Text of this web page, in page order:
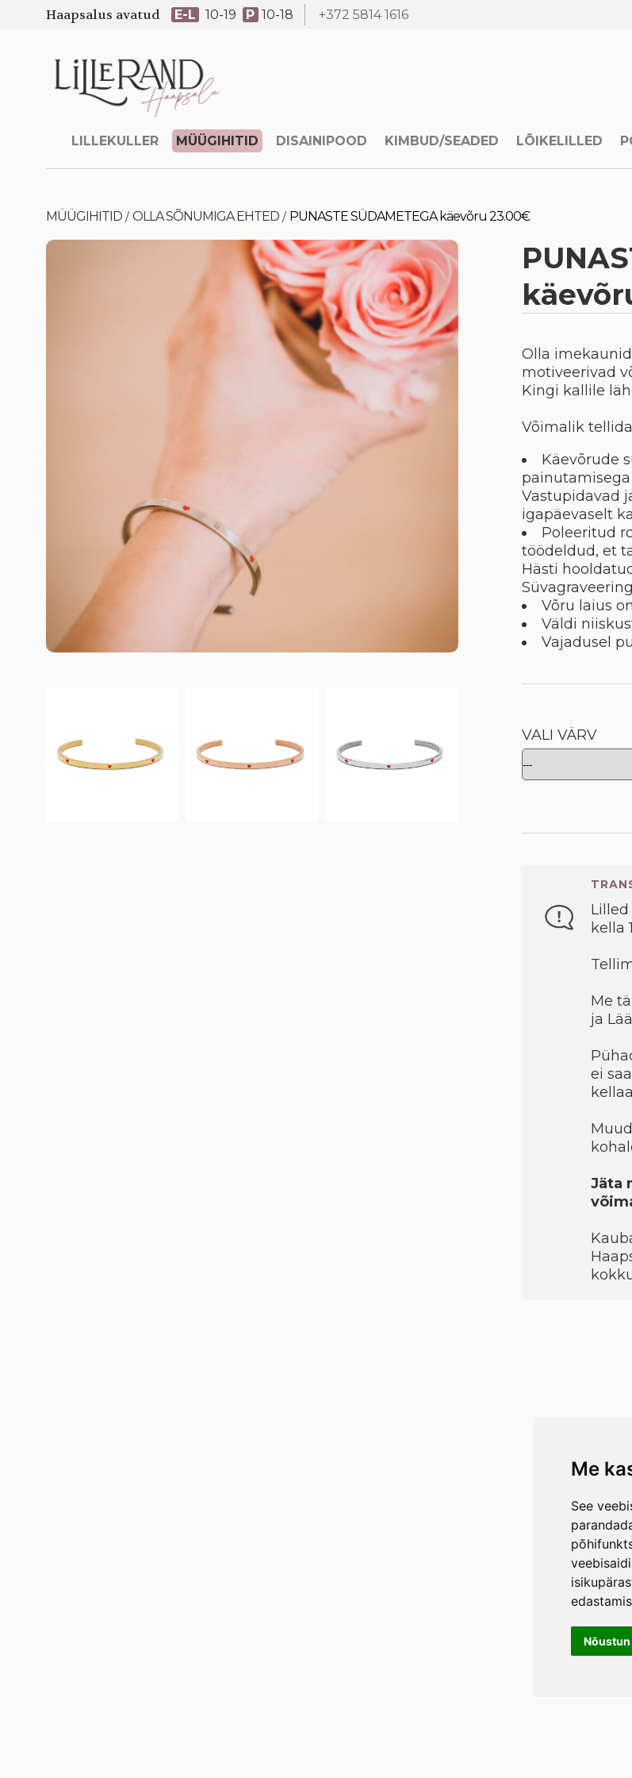
Me
See
Nõustun
Haapsalus avatud E-L 10-19 P 10-18 +372 5814 1616
LILLEKULLER MÜÜGIHITID DISAINIPOOD KIMBUD/SEADED LÕIKELILLED
MÜÜGIHITID / OLLA SÕNUMIGA EHTED / PUNASTE SÜDAMETEGA käevõru 23.00€
Olla
motiveerivad
Kingi kallile
Võimalik
Käevõrude
Vastupidavad
igapäevaselt
Poleeritud
töödeldud, et
Hästi
Võru laius
Väldi
Vajadusel
VALI VÄRV
kella
Me
ja
ei
Jäta